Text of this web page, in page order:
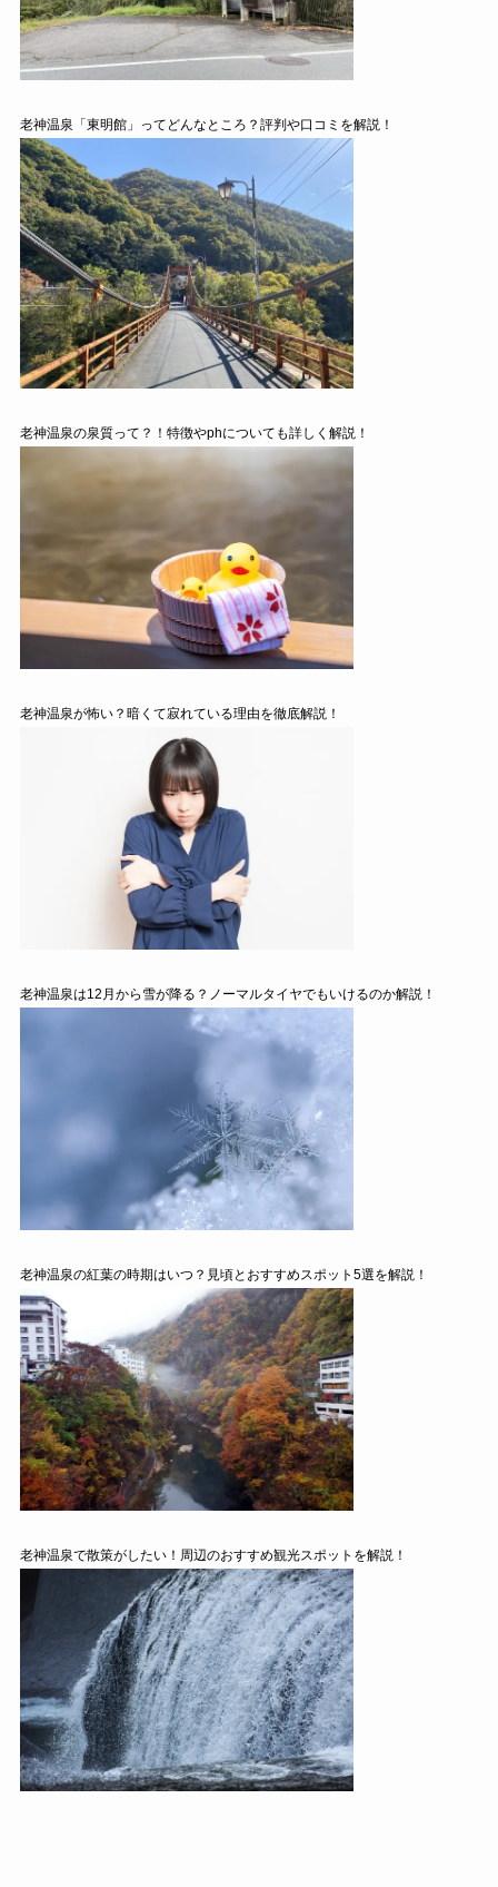
老神温泉「東明館」ってどんなところ？評判や口コミを解説！
老神温泉の泉質って？！特徴やphについても詳しく解説！
老神温泉が怖い？暗くて寂れている理由を徹底解説！
老神温泉は12月から雪が降る？ノーマルタイヤでもいけるのか解説！
老神温泉の紅葉の時期はいつ？見頃とおすすめスポット5選を解説！
老神温泉で散策がしたい！周辺のおすすめ観光スポットを解説！